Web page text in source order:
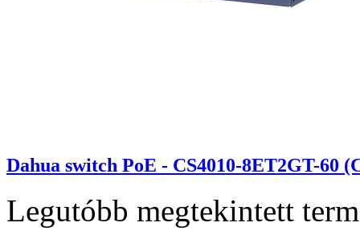
Dahua switch PoE - CS4010-8ET2GT-60
Legutóbb megtekintett